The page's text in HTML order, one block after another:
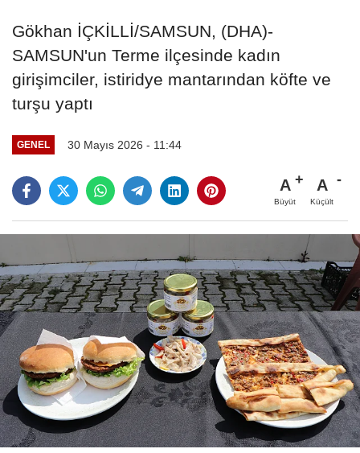
Gökhan İÇKİLLİ/SAMSUN, (DHA)-
SAMSUN'un Terme ilçesinde kadın
girişimciler, istiridye mantarından köfte ve
turşu yaptı
GENEL 30 Mayıs 2026 - 11:44
A
Büyüt
A
Küçült